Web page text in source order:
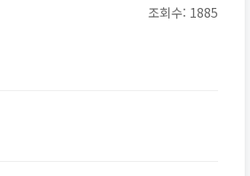
조회수: 1885